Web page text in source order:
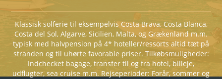
Klassisk solferie til eksempelvis Costa Brava, Costa Blanca,
Costa del Sol, Algarve, Sicilien, Malta, og Grækenland m.m.
typisk med halvpension på 4* hoteller/ressorts altid tæt på
stranden og til uhørte favorable priser. Tilkøbsmuligheder:
Indchecket bagage, transfer til og fra hotel, billeje,
udflugter, sea cruise m.m. Rejseperioder: Forår, sommer og